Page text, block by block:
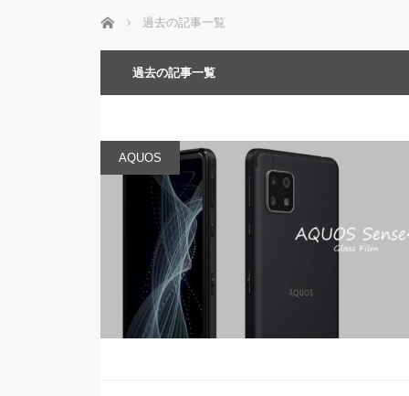
ホーム 過去の記事一覧
過去の記事一覧
AQUOS